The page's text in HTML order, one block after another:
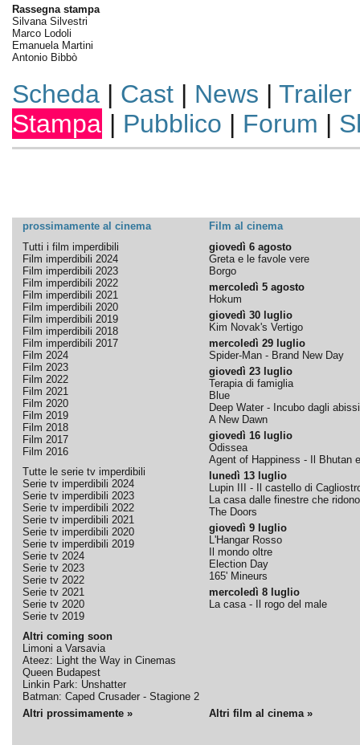
Rassegna stampa
Silvana Silvestri
Marco Lodoli
Emanuela Martini
Antonio Bibbò
Scheda| Cast| News | Trailer
Stampa | Pubblico | Forum |
prossimamente al cinema
Film al cinema
Tutti i film imperdibili
Film imperdibili 2024
Film imperdibili 2023
Film imperdibili 2022
Film imperdibili 2021
Film imperdibili 2020
Film imperdibili 2019
Film imperdibili 2018
Film imperdibili 2017
Film 2024
Film 2023
Film 2022
Film 2021
Film 2020
Film 2019
Film 2018
Film 2017
Film 2016
Tutte le serie tv imperdibili
Serie tv imperdibili 2024
Serie tv imperdibili 2023
Serie tv imperdibili 2022
Serie tv imperdibili 2021
Serie tv imperdibili 2020
Serie tv imperdibili 2019
Serie tv 2024
Serie tv 2023
Serie tv 2022
Serie tv 2021
Serie tv 2020
Serie tv 2019
Altri coming soon
Limoni a Varsavia
Ateez: Light the Way in Cinemas
Queen Budapest
Linkin Park: Unshatter
Batman: Caped Crusader - Stagione 2
giovedì 6 agosto
Greta e le favole vere
Borgo
mercoledì 5 agosto
Hokum
giovedì 30 luglio
Kim Novak's Vertigo
mercoledì 29 luglio
Spider-Man - Brand New Day
giovedì 23 luglio
Terapia di famiglia
Blue
Deep Water - Incubo dagli abissi
A New Dawn
giovedì 16 luglio
Odissea
Agent of Happiness - Il Bhutan
lunedì 13 luglio
Lupin III - Il castello di
La casa dalle finestre che ridono
The Doors
giovedì 9 luglio
L'Hangar Rosso
Il mondo oltre
Election Day
165' Mineurs
mercoledì 8 luglio
La casa - Il rogo del male
Altri prossimamente » Altri film al cinema »